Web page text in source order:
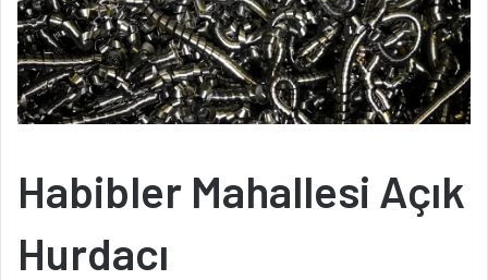
Habibler Mahallesi Açık
Hurdacı